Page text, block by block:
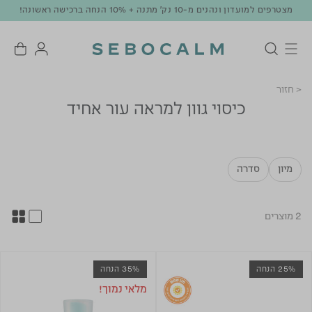
מצטרפים למועדון ונהנים מ-10 נק' מתנה + 10% הנחה ברכישה ראשונה!
< חזור
כיסוי גוון למראה עור אחיד
מיון סדרה
2 מוצרים
25% הנחה 35% הנחה
מלאי נמוך!